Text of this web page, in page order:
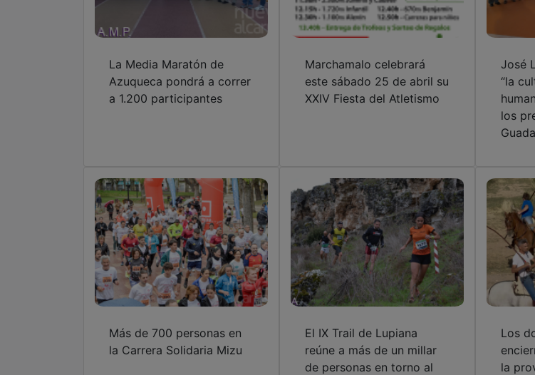
La Media Maratón de
Azuqueca pondrá a correr
a 1.200 participantes
Marchamalo celebrará
este sábado 25 de abril su
XXIV Fiesta del Atletismo
José
“la
los
Más de 700 personas en
la Carrera Solidaria Mizu
El IX Trail de Lupiana
reúne a más de un millar
de personas en torno al
Los
la